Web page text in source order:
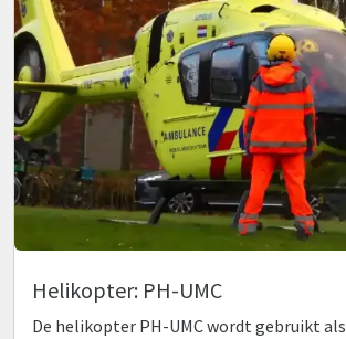
Helikopter: PH-UMC
De helikopter PH-UMC wordt gebruikt als